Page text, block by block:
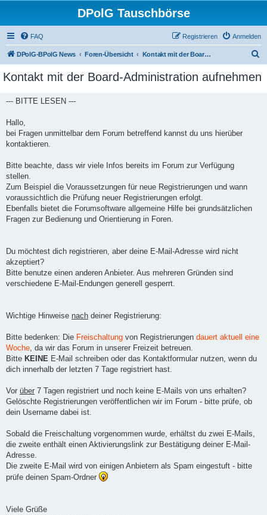
DPolG Tauschbörse
FAQ Anmelden
Registrieren
DPolG-BPolG News Foren-Übersicht Kontakt mit der Board-Administration aufnehmen
c
Kontakt mit der Board-Administration aufnehmen
--- BITTE LESEN ---
Hallo,
bei Fragen unmittelbar dem Forum betreffend kannst du uns hierüber
kontaktieren.
Bitte beachte, dass wir viele Infos bereits im Forum zur Verfügung
stellen.
Zum Beispiel die Voraussetzungen für neue Registrierungen und wann
voraussichtlich die Prüfung neuer Registrierungen erfolgt.
Ebenfalls bietet die Forumsoftware allgemeine Hilfe bei grundsätzlichen
Fragen zur Bedienung und Orientierung in Foren.
Du möchtest dich registrieren, aber deine E-Mail-Adresse wird nicht
akzeptiert?
Bitte benutze einen anderen Anbieter. Aus mehreren Gründen sind
verschiedene E-Mail-Endungen generell gesperrt.
Wichtige Hinweise nach deiner Registrierung:
Bitte bedenken: Die Freischaltung von Registrierungen dauert aktuell eine
Woche, da wir das Forum in unserer Freizeit betreuen.
Bitte KEINE E-Mail schreiben oder das Kontaktformular nutzen, wenn du
dich innerhalb der letzten 7 Tage registriert hast.
Vor über 7 Tagen registriert und noch keine E-Mails von uns erhalten?
Gelöschte Registrierungen veröffentlichen wir im Forum - bitte prüfe, ob
dein Username dabei ist.
Sobald die Freischaltung vorgenommen wurde, erhältst du zwei E-Mails,
die zweite enthält einen Aktivierungslink zur Bestätigung deiner E-Mail-
Adresse.
Die zweite E-Mail wird von einigen Anbietern als Spam eingestuft - bitte
prüfe deinen Spam-Ordner
Viele Grüße